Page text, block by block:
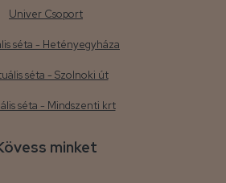
Univer Csoport
séta - Hetényegyháza
séta - Szolnoki út
séta - Mindszenti krt
minket